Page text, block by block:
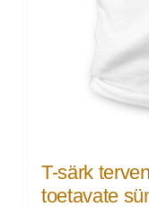
T-särk
toetavate